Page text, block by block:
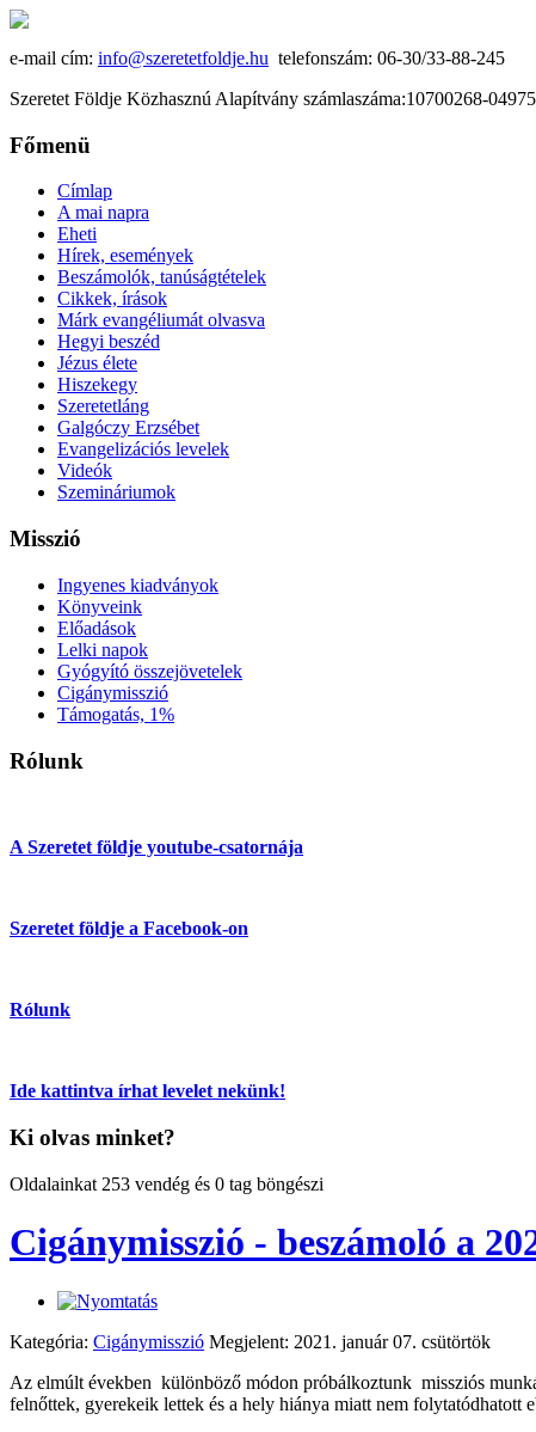
e-mail cím: info@szeretetfoldje.hu telefonszám: 06-30/33-88-245
Szeretet Földje Közhasznú Alapítvány számlaszáma:10700268-
Főmenü
Címlap
A mai napra
Eheti
Hírek, események
Beszámolók, tanúságtételek
Cikkek, írások
Márk evangéliumát olvasva
Hegyi beszéd
Jézus élete
Hiszekegy
Szeretetláng
Galgóczy Erzsébet
Evangelizációs levelek
Videók
Szemináriumok
Misszió
Ingyenes kiadványok
Könyveink
Előadások
Lelki napok
Gyógyító összejövetelek
Cigánymisszió
Támogatás, 1%
Rólunk
A Szeretet földje youtube-csatornája
Szeretet földje a Facebook-on
Rólunk
Ide kattintva írhat levelet nekünk!
Ki olvas minket?
Oldalainkat 253 vendég és 0 tag böngészi
Cigánymisszió - beszámoló a
Kategória: Cigánymisszió Megjelent: 2021. január 07. csütörtök
Az elmúlt években különböző módon próbálkoztunk missziós
felnőttek, gyerekeik lettek és a hely hiánya miatt nem folytatódhatott